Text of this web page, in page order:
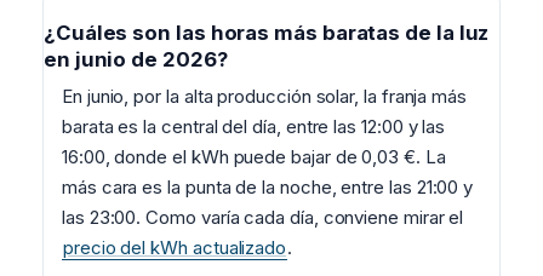
¿Cuáles son las horas más baratas de la luz
en junio de 2026?
En junio, por la alta producción solar, la franja más
barata es la central del día, entre las 12:00 y las
16:00, donde el kWh puede bajar de 0,03 €. La
más cara es la punta de la noche, entre las 21:00 y
las 23:00. Como varía cada día, conviene mirar el
precio del kWh actualizado.